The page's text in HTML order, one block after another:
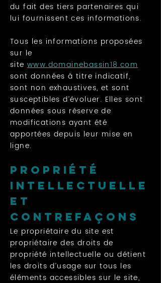
du fait des tiers partenaires qui
lui fournissent ces informations.
Tous les informations proposées
sur le
site www.domainebassin18.com
sont données à titre indicatif,
sont non exhaustives, et sont
susceptibles d’évoluer. Elles sont
données sous réserve de
modifications ayant été
apportées depuis leur mise en
ligne.
Propriété
intellectuelle
et
contrefaçons
Le propriétaire du site est
propriétaire des droits de
propriété intellectuelle ou détient
les droits d’usage sur tous les
éléments accessibles sur le site,